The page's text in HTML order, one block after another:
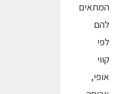
המתאים
להם
לפי
קווי
אופי,